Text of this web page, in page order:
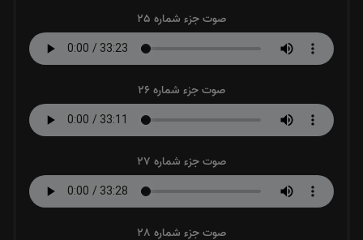
صوت جزء شماره 25
صوت جزء شماره 26
صوت جزء شماره 27
صوت جزء شماره 28